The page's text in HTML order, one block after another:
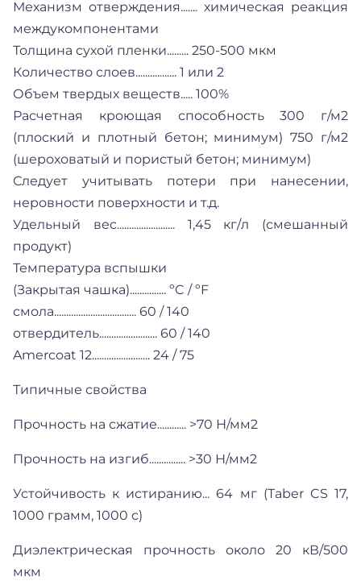
Механизм отверждения....... химическая реакция
междукомпонентами
Толщина сухой пленки......... 250-500 мкм
Количество слоев................. 1 или 2
Объем твердых веществ..... 100%
Расчетная кроющая способность 300 г/м2
(плоский и плотный бетон; минимум) 750 г/м2
(шероховатый и пористый бетон; минимум)
Следует учитывать потери при нанесении,
неровности поверхности и т.д.
Удельный вес........................ 1,45 кг/л (смешанный
продукт)
Температура вспышки
(Закрытая чашка)............... ºC / ºF
смола.................................. 60 / 140
отвердитель........................ 60 / 140
Amercoat 12........................ 24 / 75
Типичные свойства
Прочность на сжатие............ >70 Н/мм2
Прочность на изгиб............... >30 Н/мм2
Устойчивость к истиранию... 64 мг (Taber CS 17,
1000 грамм, 1000 с)
Диэлектрическая прочность около 20 кВ/500
мкм